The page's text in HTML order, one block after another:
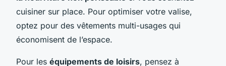
cuisiner sur place. Pour optimiser votre valise,
optez pour des vêtements multi-usages qui
économisent de l’espace.
Pour les équipements de loisirs, pensez à